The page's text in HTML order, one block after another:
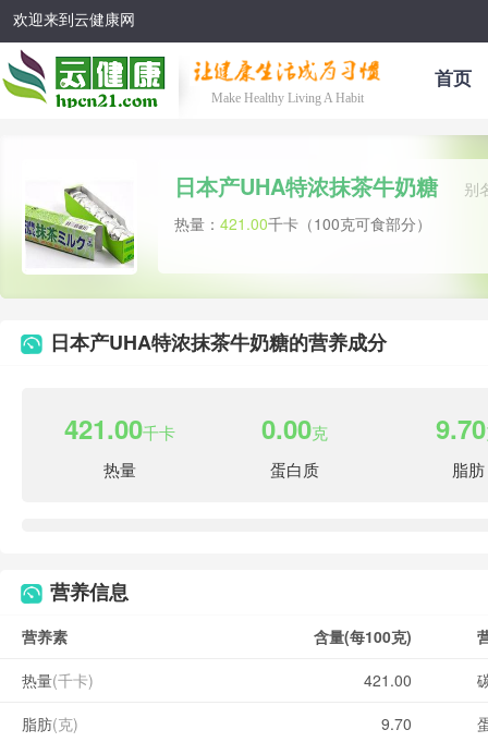
欢迎来到云健康网
Make Healthy Living A Habit
首页
日本产UHA特浓抹茶牛奶糖
别
热量： 421.00千卡（100克可食部分）
日本产UHA特浓抹茶牛奶糖的营养成分
421.00千卡
热量
0.00克
蛋白质
9.70
脂肪
营养信息
营养素 含量(每100克)
热量(千卡) 421.00
脂肪(克) 9.70